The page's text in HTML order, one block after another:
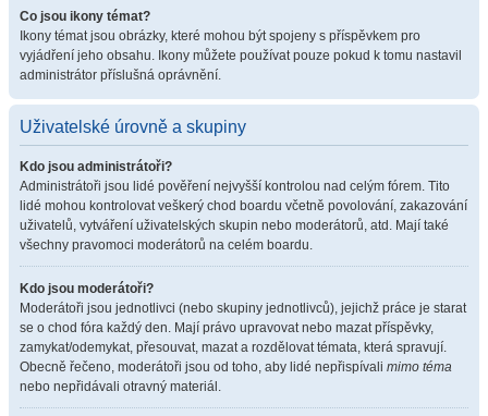
Co jsou ikony témat?
Ikony témat jsou obrázky, které mohou být spojeny s příspěvkem pro
vyjádření jeho obsahu. Ikony můžete používat pouze pokud k tomu nastavil
administrátor příslušná oprávnění.
Uživatelské úrovně a skupiny
Kdo jsou administrátoři?
Administrátoři jsou lidé pověření nejvyšší kontrolou nad celým fórem. Tito
lidé mohou kontrolovat veškerý chod boardu včetně povolování, zakazování
uživatelů, vytváření uživatelských skupin nebo moderátorů, atd. Mají také
všechny pravomoci moderátorů na celém boardu.
Kdo jsou moderátoři?
Moderátoři jsou jednotlivci (nebo skupiny jednotlivců), jejichž práce je starat
se o chod fóra každý den. Mají právo upravovat nebo mazat příspěvky,
zamykat/odemykat, přesouvat, mazat a rozdělovat témata, která spravují.
Obecně řečeno, moderátoři jsou od toho, aby lidé nepřispívali mimo téma
nebo nepřidávali otravný materiál.